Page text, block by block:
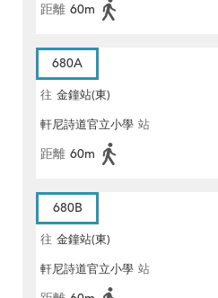
距離 60m
680A
往 金鐘站(東)
軒尼詩道官立小學 站
距離 60m
680B
往 金鐘站(東)
軒尼詩道官立小學 站